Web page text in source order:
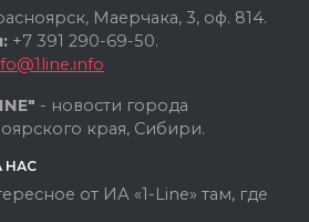
Маерчака, 3, оф. 814.
+7 391 290-69-50.
- новости города
края, Сибири.
НАС
от ИА «1-Line» там, где